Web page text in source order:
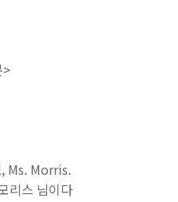
>
Ms. Morris.
리스 님이다